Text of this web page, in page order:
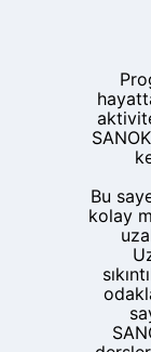
Bu
kolay